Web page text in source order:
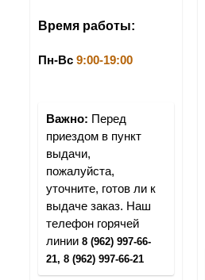
Время работы:
Пн-Вс 9:00-19:00
Важно: Перед
приездом в пункт
выдачи,
пожалуйста,
уточните, готов ли к
выдаче заказ. Наш
телефон горячей
линии 8 (962) 997-66-
21, 8 (962) 997-66-21